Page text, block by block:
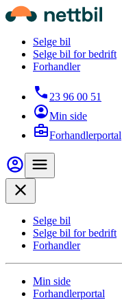
Hopp til hovedinnhold
Nettbil
Selge bil
Selge bil for bedrift
Forhandler
23 96 00 51
Min side
Forhandlerportal
Min side
Selge bil
Selge bil for bedrift
Forhandler
Min side
Forhandlerportal